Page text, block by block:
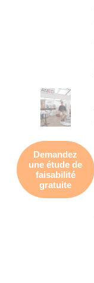
Demandez
uneétude de
faisabilité
gratuite